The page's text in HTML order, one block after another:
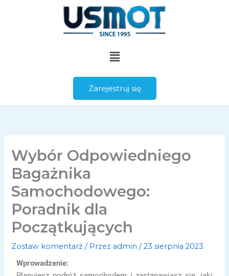
Menu
Zarejestruj się
Wybór Odpowiedniego
Bagażnika
Samochodowego:
Poradnik dla
Początkujących
Zostaw komentarz / Przez admin/23 sierpnia 2023
Wprowadzenie: